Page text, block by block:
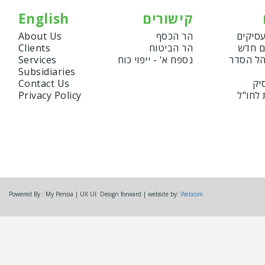
חדש
הסדר
לחו"ל
קישורים
הר הכסף
הר הביטוח
נספח א' - ייפוי כוח
English
About Us
Clients
Services
Subsidiaries
Contact Us
Privacy Policy
Powered By : My Pensia | UX UI: Design forward | website by: Webcom